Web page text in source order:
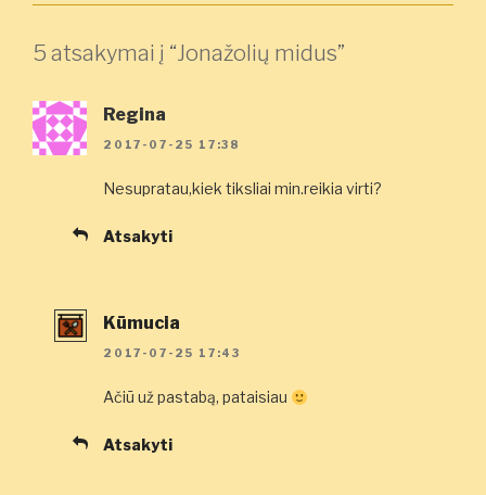
5 atsakymai į “Jonažolių midus”
Regina
2017-07-25 17:38
Nesupratau,kiek tiksliai min.reikia virti?
Atsakyti
Kūmucia
2017-07-25 17:43
Ačiū už pastabą, pataisiau
Atsakyti